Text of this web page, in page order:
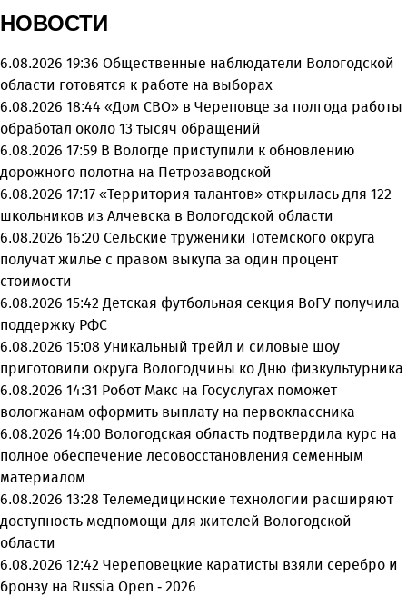
НОВОСТИ
6.08.2026 19:36 Общественные наблюдатели Вологодской
области готовятся к работе на выборах
6.08.2026 18:44 «Дом СВО» в Череповце за полгода работы
обработал около 13 тысяч обращений
6.08.2026 17:59 В Вологде приступили к обновлению
дорожного полотна на Петрозаводской
6.08.2026 17:17 «Территория талантов» открылась для 122
школьников из Алчевска в Вологодской области
6.08.2026 16:20 Сельские труженики Тотемского округа
получат жилье с правом выкупа за один процент
стоимости
6.08.2026 15:42 Детская футбольная секция ВоГУ получила
поддержку РФС
6.08.2026 15:08 Уникальный трейл и силовые шоу
приготовили округа Вологодчины ко Дню физкультурника
6.08.2026 14:31 Робот Макс на Госуслугах поможет
вологжанам оформить выплату на первоклассника
6.08.2026 14:00 Вологодская область подтвердила курс на
полное обеспечение лесовосстановления семенным
материалом
6.08.2026 13:28 Телемедицинские технологии расширяют
доступность медпомощи для жителей Вологодской
области
6.08.2026 12:42 Череповецкие каратисты взяли серебро и
бронзу на Russia Open - 2026